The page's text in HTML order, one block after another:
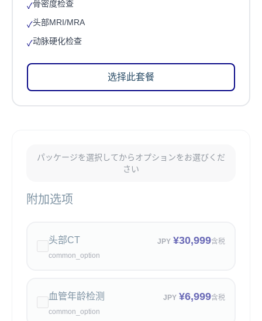
✓骨密度检查
✓头部MRI/MRA
✓动脉硬化检查
选择此套餐
パッケージを選択してからオプションをお選びくだ
さい
附加选项
头部CT JPY ¥30,999含税
common_option
血管年龄检测 JPY ¥6,999含税
common_option